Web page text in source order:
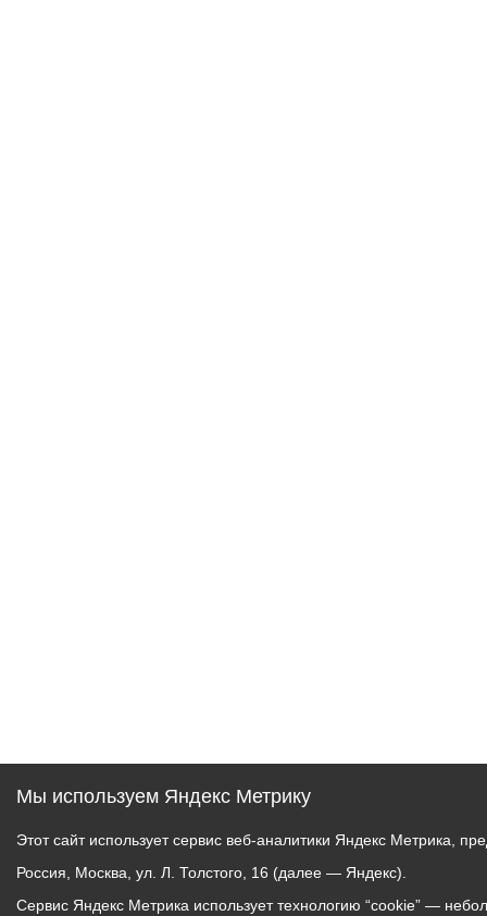
Мы используем Яндекс Метрику
Этот сайт использует сервис веб-аналитики Яндекс
Россия, Москва, ул. Л. Толстого, 16 (далее — Яндекс).
Сервис Яндекс Метрика использует технологию “cookie” —